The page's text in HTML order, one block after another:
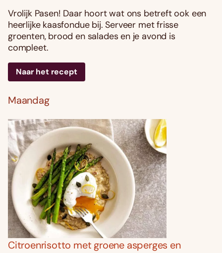
Vrolijk Pasen! Daar hoort wat ons betreft ook een
heerlijke kaasfondue bij. Serveer met frisse
groenten, brood en salades en je avond is
compleet.
Naar het recept
Maandag
Citroenrisotto met groene asperges en